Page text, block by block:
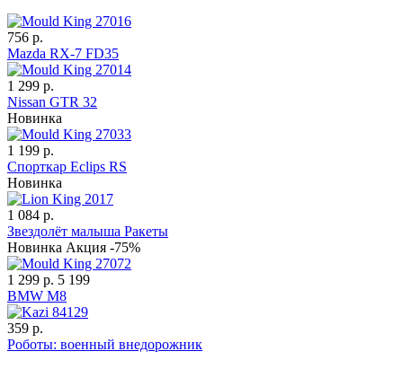
756 р.
Mazda RX-7 FD35
1 299 р.
Nissan GTR 32
Новинка
1 199 р.
Спорткар Eclips RS
Новинка
1 084 р.
Звездолёт малыша Ракеты
Новинка Акция -75%
1 299 р. 5 199
BMW M8
359 р.
Роботы: военный внедорожник